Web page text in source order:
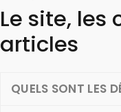
Le site, les
articles
QUELS SONT LES